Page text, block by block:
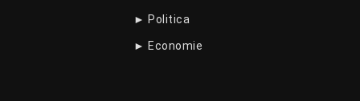
► Politica
► Economie